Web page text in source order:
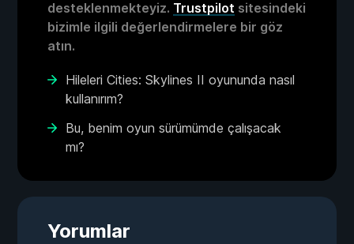
desteklenmekteyiz. Trustpilot sitesindeki
bizimle ilgili değerlendirmelere bir göz
atın.
Hileleri Cities: Skylines II oyununda nasıl
kullanırım?
Bu, benim oyun sürümümde çalışacak
mı?
Yorumlar